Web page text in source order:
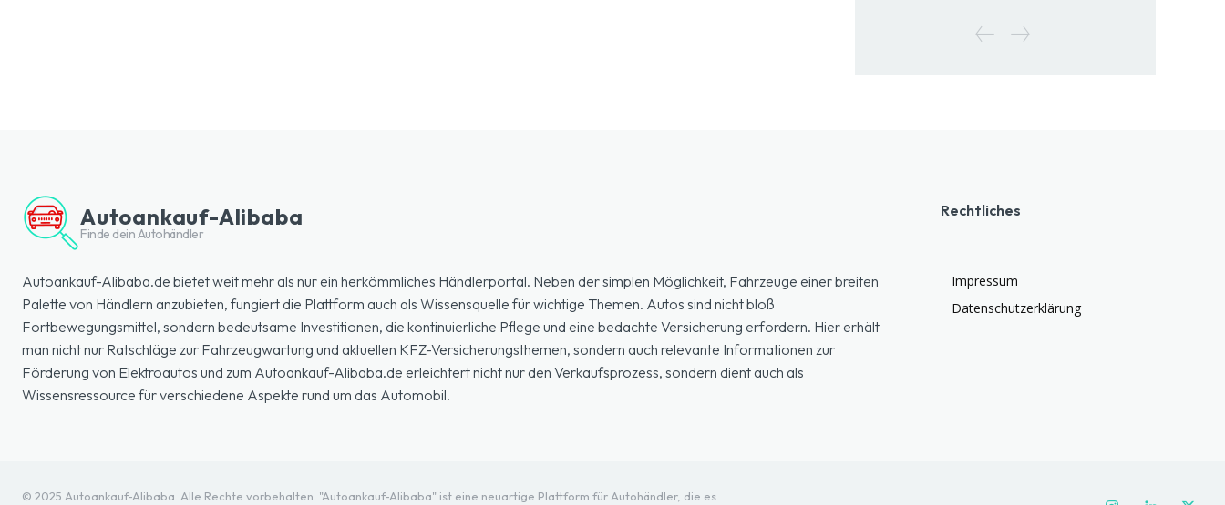
Autoankauf-Alibaba
Finde dein Autohändler
Autoankauf-Alibaba.de bietet weit mehr als nur ein herkömmliches Händlerportal. Neben der simplen Möglichkeit, Fahrzeuge einer breiten
Palette von Händlern anzubieten, fungiert die Plattform auch als Wissensquelle für wichtige Themen. Autos sind nicht bloß
Fortbewegungsmittel, sondern bedeutsame Investitionen, die kontinuierliche Pflege und eine bedachte Versicherung erfordern. Hier erhält
man nicht nur Ratschläge zur Fahrzeugwartung und aktuellen KFZ-Versicherungsthemen, sondern auch relevante Informationen zur
Förderung von Elektroautos und zum Autoankauf-Alibaba.de erleichtert nicht nur den Verkaufsprozess, sondern dient auch als
Wissensressource für verschiedene Aspekte rund um das Automobil.
Rechtliches
Impressum
Datenschutzerklärung
© 2025 Autoankauf-Alibaba. Alle Rechte vorbehalten. "Autoankauf-Alibaba" ist eine neuartige Plattform für Autohändler, die es